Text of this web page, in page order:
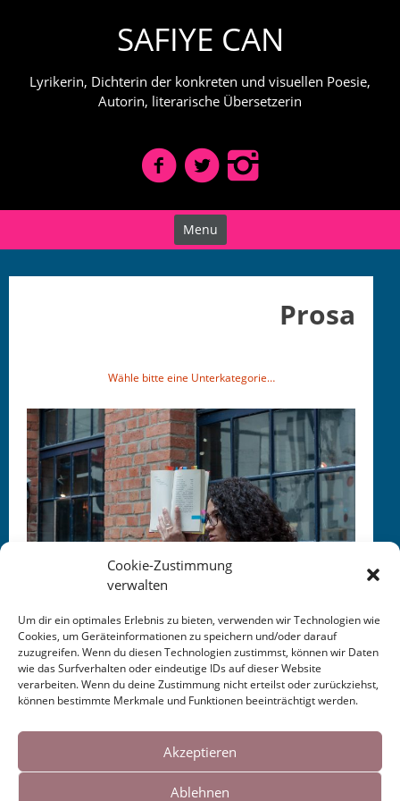
Cookies helfen uns bei der Bereitstellung
unserer Inhalte und Dienste. Durch die
weitere Nutzung der Webseite stimmen Sie
der Verwendung von Cookies zu.
Cookie-Zustimmung
verwalten
Um dir ein optimales Erlebnis zu bieten, verwenden wir Technologien wie
Cookies, um Geräteinformationen zu speichern und/oder darauf
zuzugreifen. Wenn du diesen Technologien zustimmst, können wir Daten
wie das Surfverhalten oder eindeutige IDs auf dieser Website
verarbeiten. Wenn du deine Zustimmung nicht erteilst oder zurückziehst,
können bestimmte Merkmale und Funktionen beeinträchtigt werden.
Akzeptieren
Ablehnen
SAFIYE CAN
Lyrikerin, Dichterin der konkreten und visuellen Poesie,
Autorin, literarische Übersetzerin
Menu
Prosa
Wäh­le bitte eine Unterkategorie…
Foto ©: Poe­t­ree Lyrik­fes­ti­val, Göt­tin­gen, 2017